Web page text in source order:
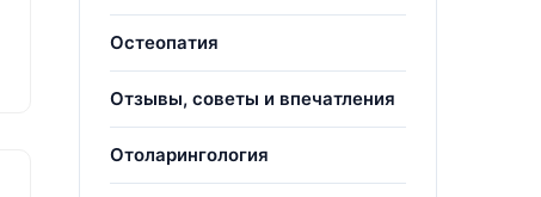
Остеопатия
Отзывы, советы и впечатления
Отоларингология